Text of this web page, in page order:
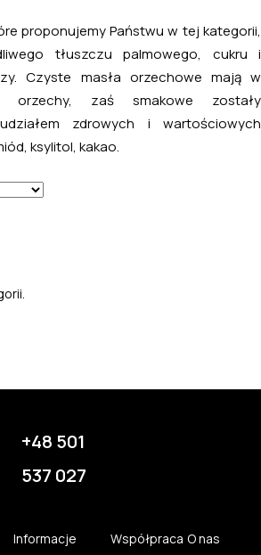
proponujemy Państwu w tej kategorii,
tłuszczu palmowego, cukru i
Czyste masła orzechowe mają w
orzechy, zaś smakowe zostały
zdrowych i wartościowych
ksylitol, kakao.
+48 501
537 027
Informacje Współpraca O nas